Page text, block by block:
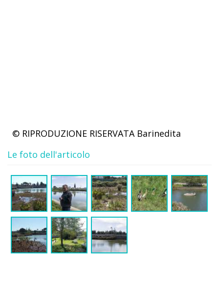
© RIPRODUZIONE RISERVATA Barinedita
Le foto dell'articolo